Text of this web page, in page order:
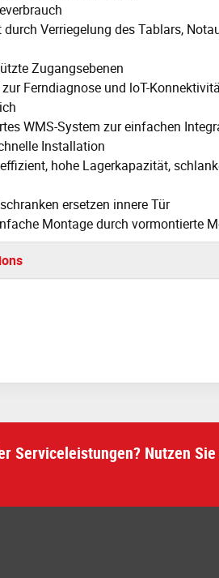
durch Verriegelung des Tablars,
Zugangsebenen
Ferndiagnose und loT-
WMS-System zur einfachen
Installation
hohe Lagerkapazität,
ersetzen innere Tür
Montage durch vormontierte
Serviceleistungen? Nutzen